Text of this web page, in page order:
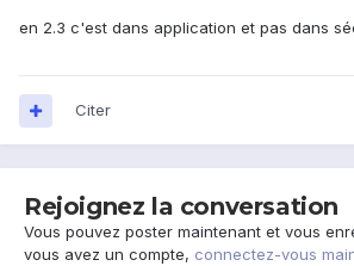
en 2.3 c'est dans application et pas dans
Citer
Rejoignez la conversation
Vous pouvez poster maintenant et vous
vous avez un compte, connectez-vous